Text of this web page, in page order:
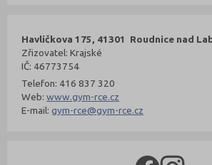
Havlíčkova 175, 41301 Roudnice nad
Zřizovatel: Krajské
IČ: 46773754
Telefon: 416 837 320
Web:www.gym-rce.cz
E-mail:gym-rce@gym-rce.cz